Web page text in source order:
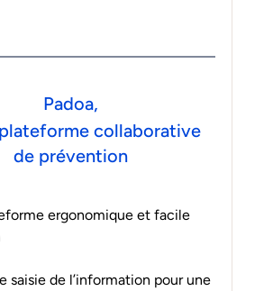
Padoa,
plateforme collaborative
de prévention
ergonomique et facile
saisie de l’information pour une